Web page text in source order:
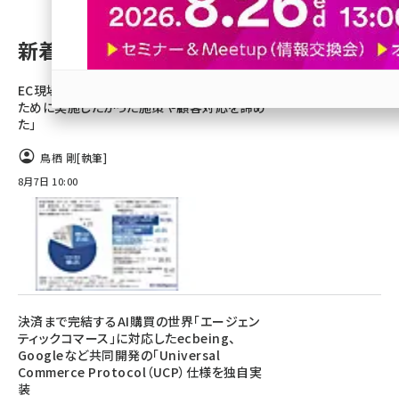
新着記事
EC現場の実態。担当者の8割「ノンコア業務の
ために実施したかった施策や顧客対応を諦め
た」
鳥栖 剛[執筆]
8月7日 10:00
決済まで完結するAI購買の世界「エージェン
ティックコマース」に対応したecbeing、
Googleなど共同開発の「Universal
Commerce Protocol（UCP）仕様を独自実
装
参加登録はこちら↑